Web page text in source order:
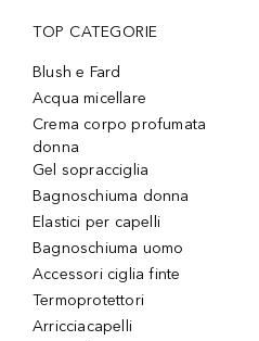
TOP CATEGORIE
Blush e Fard
Acqua micellare
Crema corpo profumata
donna
Gel sopracciglia
Bagnoschiuma donna
Elastici per capelli
Bagnoschiuma uomo
Accessori ciglia finte
Termoprotettori
Arricciacapelli